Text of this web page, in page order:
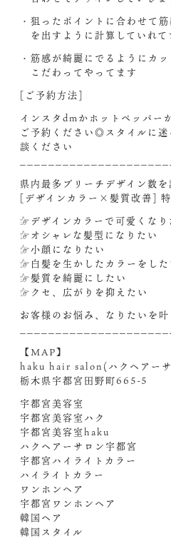
・狙ったポイントに合わせて筋
を出すように計算していれて
・筋感が綺麗にでるようにカッ
こだわってやってます
[ご予約方法]
インスタdmかホットペッパー
ご予約ください◎スタイルに
談ください︎
県内最多ブリーチデザイン数を
[デザインカラー×髪質改善]
☞デザインカラーで可愛くなり
☞オシャレな髪型になりたい
☞小顔になりたい
☞白髪を生かしたカラーをした
☞髪質を綺麗にしたい
☞クセ、広がりを抑えたい
お客様のお悩み、なりたいを
【MAP】
haku hair salon(ハクヘアー
栃木県宇都宮田野町665-5
宇都宮美容室
宇都宮美容室ハク
宇都宮美容室haku
ハクヘアーサロン宇都宮
宇都宮ハイライトカラー
ハイライトカラー
ワンホンヘア
宇都宮ワンホンヘア
韓国ヘア
韓国スタイル